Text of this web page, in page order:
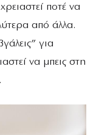
ποτέ να
από άλλα.
για
να μπεις στη